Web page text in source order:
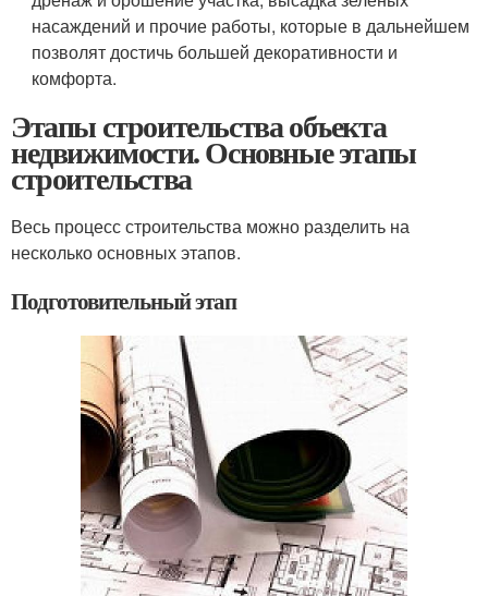
насаждений и прочие работы, которые в дальнейшем
позволят достичь большей декоративности и
комфорта.
Этапы строительства объекта
недвижимости. Основные этапы
строительства
Весь процесс строительства можно разделить на
несколько основных этапов.
Подготовительный этап